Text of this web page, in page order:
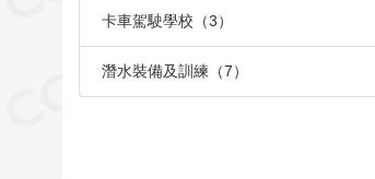
卡車駕駛學校（3）
潛水裝備及訓練（7）